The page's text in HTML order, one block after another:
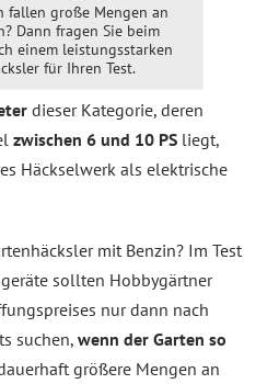
fallen große Mengen an
Dann fragen Sie beim
einem leistungsstarken
für Ihren Test.
dieser Kategorie, deren
zwischen 6 und 10 PS liegt,
Häckselwerk als elektrische
mit Benzin? Im Test
sollten Hobbygärtner
nur dann nach
suchen, wenn der Garten so
größere Mengen an